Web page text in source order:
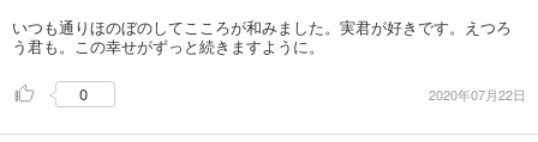
いつも通りほのぼのしてこころが和みました。実君が好きです。えつろ
う君も。この幸せがずっと続きますように。
0 2020年07月22日